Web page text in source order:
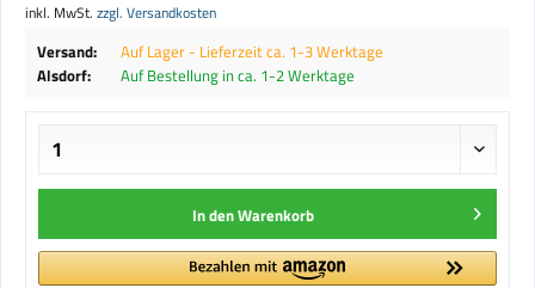
inkl. MwSt. zzgl. Versandkosten
Versand:
Auf Lager - Lieferzeit ca. 1-3 Werktage
Alsdorf:
Auf Bestellung in ca. 1-2 Werktage
In denWarenkorb